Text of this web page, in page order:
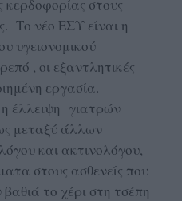
κερδοφορίας στους
Το νέο ΕΣΥ είναι η
υγειονομικού
, οι εξαντλητικές
εργασία.
η έλλειψη γιατρών
μεταξύ άλλων
και ακτινολόγου,
στους ασθενείς που
το χέρι στη τσέπη